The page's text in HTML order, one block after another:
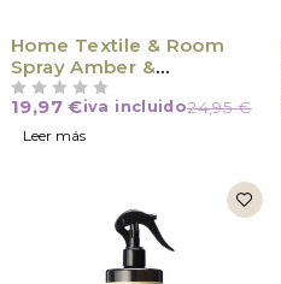
VÍCTIMA DE SU ÉXITO
Home Textile & Room
Spray Amber &
Sandalwood
24,95€
19,97€iva incluido
Leer más